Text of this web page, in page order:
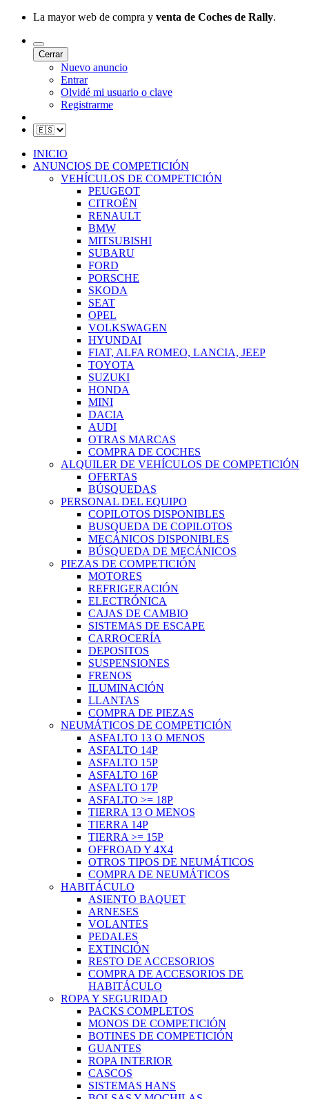
La mayor web de compra y venta de Coches de Rally.
Cerrar
Nuevo anuncio
Entrar
Olvidé mi usuario o clave
Registrarme
INICIO
ANUNCIOS DE COMPETICIÓN
VEHÍCULOS DE COMPETICIÓN
PEUGEOT
CITROËN
RENAULT
BMW
MITSUBISHI
SUBARU
FORD
PORSCHE
SKODA
SEAT
OPEL
VOLKSWAGEN
HYUNDAI
FIAT, ALFA ROMEO, LANCIA, JEEP
TOYOTA
SUZUKI
HONDA
MINI
DACIA
AUDI
OTRAS MARCAS
COMPRA DE COCHES
ALQUILER DE VEHÍCULOS DE COMPETICIÓN
OFERTAS
BÚSQUEDAS
PERSONAL DEL EQUIPO
COPILOTOS DISPONIBLES
BUSQUEDA DE COPILOTOS
MECÁNICOS DISPONIBLES
BÚSQUEDA DE MECÁNICOS
PIEZAS DE COMPETICIÓN
MOTORES
REFRIGERACIÓN
ELECTRÓNICA
CAJAS DE CAMBIO
SISTEMAS DE ESCAPE
CARROCERÍA
DEPOSITOS
SUSPENSIONES
FRENOS
ILUMINACIÓN
LLANTAS
COMPRA DE PIEZAS
NEUMÁTICOS DE COMPETICIÓN
ASFALTO 13 O MENOS
ASFALTO 14P
ASFALTO 15P
ASFALTO 16P
ASFALTO 17P
ASFALTO >= 18P
TIERRA 13 O MENOS
TIERRA 14P
TIERRA >= 15P
OFFROAD Y 4X4
OTROS TIPOS DE NEUMÁTICOS
COMPRA DE NEUMÁTICOS
HABITÁCULO
ASIENTO BAQUET
ARNESES
VOLANTES
PEDALES
EXTINCIÓN
RESTO DE ACCESORIOS
COMPRA DE ACCESORIOS DE
HABITÁCULO
ROPA Y SEGURIDAD
PACKS COMPLETOS
MONOS DE COMPETICIÓN
BOTINES DE COMPETICIÓN
GUANTES
ROPA INTERIOR
CASCOS
SISTEMAS HANS